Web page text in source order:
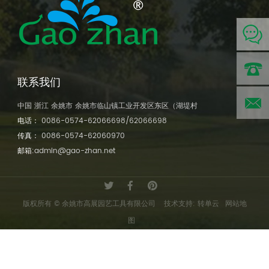
联系我们
中国 浙江 余姚市 余姚市临山镇工业开发区东区（湖堤村
电话： 0086-0574-62066698/62066698
传真： 0086-0574-62060970
邮箱:admin@gao-zhan.net
版权所有 © 余姚市高展园艺工具有限公司 技术支持: 转单云
网站地
图
电话:
zhan.net